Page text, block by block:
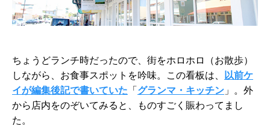
ちょうどランチ時だったので、街をホロホロ（お散歩）
しながら、お食事スポットを吟味。この看板は、 以前ケ
イが編集後記で書いていた 「グランマ・キッチン 」。外
から店内をのぞいてみると、ものすごく賑わってまし
た。